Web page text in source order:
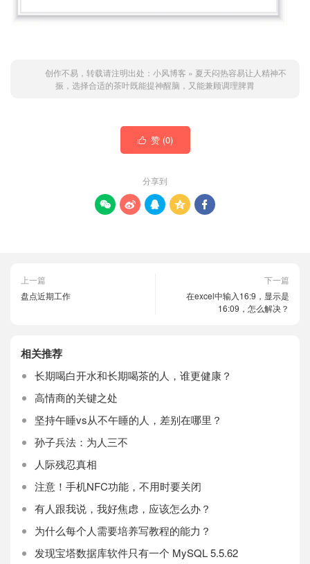
创作不易，转载请注明出处： 小风博客 » 夏天闷热容易让人精神不
振，选择合适的茶叶既能提神醒脑，又能兼顾调理脾胃
 赞 (0)
分享到
    
上一篇
盘点近期工作
下一篇
在excel中输入16:9，显示是
16:09，怎么解决？
相关推荐
长期喝白开水和长期喝茶的人，谁更健康？
高情商的关键之处
坚持午睡vs从不午睡的人，差别在哪里？
孙子兵法：为人三不
人际残忍真相
注意！手机NFC功能，不用时要关闭
有人跟我说，我好焦虑，应该怎么办？
为什么每个人需要培养写教程的能力？
发现宝塔数据库软件只有一个 MySQL 5.5.62